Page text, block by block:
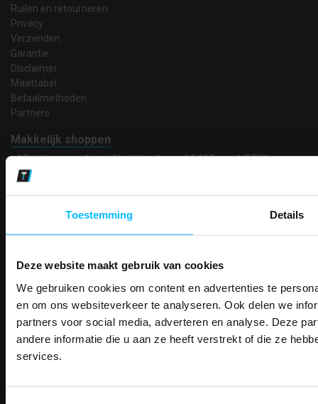
Toestemming Details
Deze website maakt gebruik van cookies
We gebruiken cookies om content en advertenties te
en om ons websiteverkeer te analyseren. Ook delen we
partners voor social media, adverteren en analyse. Deze
andere informatie die u aan ze heeft verstrekt of die ze
services.
Ruilen en retourneren
Privacy
Verzenden
Garantie
Disclaimer
Maattabel
Betaalmethoden
Partners
Makkelijk shoppen
Gratis verzending in Nederland vanaf € 150,- excl. BTW
Bedruk- en borduurservice
Email
Inschrijven
Contact
TEACO VOF
9723 JG Groningen
ONTVANG
KORTING OP
PAK